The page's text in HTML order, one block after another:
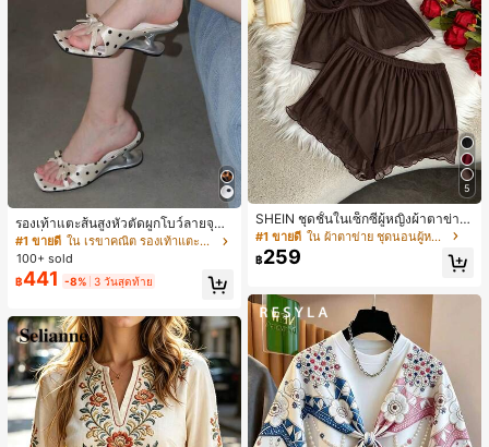
รองเท้าแตะส้นสูงหัวตัดผูกโบว์ลายจุดส
ายเดี่ยวส้นไม่สมมาตรสำหรับผู้หญิง, รอ
งเท้าแตะส้นสูงหนังเทียมสีขาวหรูหรา
สำหรับฤดูร้อน
#1 ขายดี
ใน เรขาคณิต รองเท้าแตะส้นสูงผู้หญิง
100+ sold
฿441 -8% 3 วันสุดท้าย
5
SHEIN ชุดชั้นในเซ็กซี่ผู้หญิงผ้าตาข่าย
มีโครงคัพบาง
#1 ขายดี ใน ผ้าตาข่าย ชุดนอนผู้หญิง
฿259